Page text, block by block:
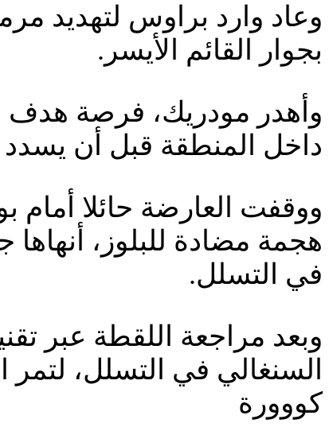
وعاد وارد براوس لتهديد
بجوار القائم الأيسر.
وأهدر مودريك، فرصة هدف
داخل المنطقة قبل أن يسدد
ووقفت العارضة حائلا أمام
هجمة مضادة للبلوز،
في التسلل.
وبعد مراجعة اللقطة عبر
السنغالي في التسلل،
كووورة